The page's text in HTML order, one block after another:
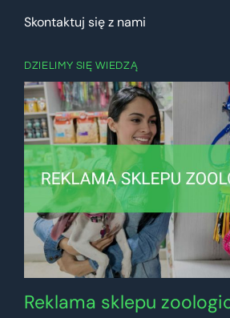
Skontaktuj się z nami
DZIELIMY SIĘ WIEDZĄ
Reklama sklepu